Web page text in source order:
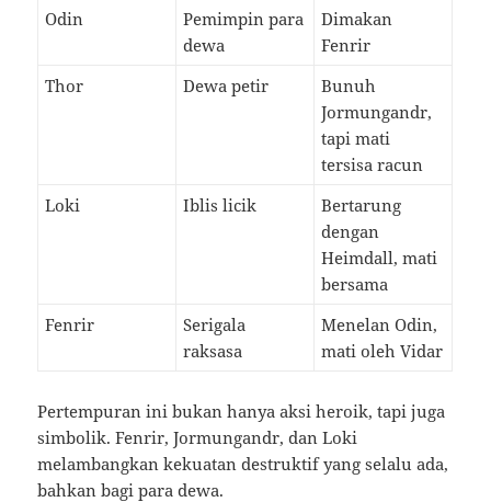
Odin
Pemimpin para
dewa
Dimakan
Fenrir
Thor
Dewa petir
Bunuh
Jormungandr,
tapi mati
tersisa racun
Loki
Iblis licik
Bertarung
dengan
Heimdall, mati
bersama
Fenrir
Serigala
raksasa
Menelan Odin,
mati oleh Vidar
Pertempuran ini bukan hanya aksi heroik, tapi juga
simbolik. Fenrir, Jormungandr, dan Loki
melambangkan kekuatan destruktif yang selalu ada,
bahkan bagi para dewa.